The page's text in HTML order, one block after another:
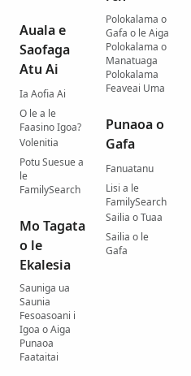
Auala e
Saofaga
Atu Ai
Ia Aofia Ai
O le a le
Faasino Igoa?
Volenitia
Potu Suesue a
le
FamilySearch
Mo Tagata
o le
Ekalesia
Sauniga ua
Saunia
Fesoasoani i
Igoa o Aiga
Punaoa
Faataitai
Polokalama o
Gafa o le Aiga
Polokalama o
Manatuaga
Polokalama
Feaveai Uma
Punaoa o
Gafa
Fanuatanu
Lisi a le
FamilySearch
Sailia o Tuaa
Sailia o le
Gafa